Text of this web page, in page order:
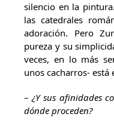
silencio en la
las catedrales
adoración. Pero
pureza y su
veces, en lo más
unos cacharros-
–¿Y sus afinidades
dónde proceden?